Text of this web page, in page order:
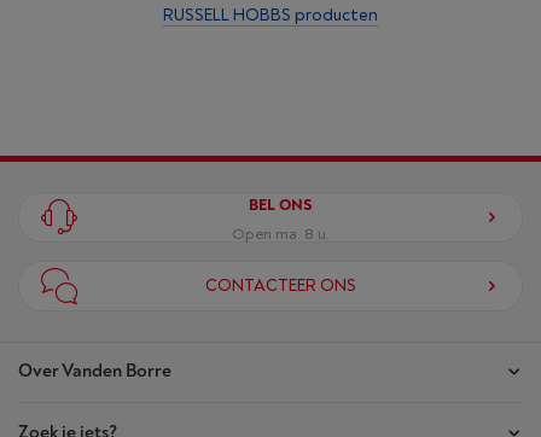
RUSSELL HOBBS producten
Over Vanden Borre
Zoek je iets?
BEL ONS
Open ma. 8 u.
CONTACTEER ONS